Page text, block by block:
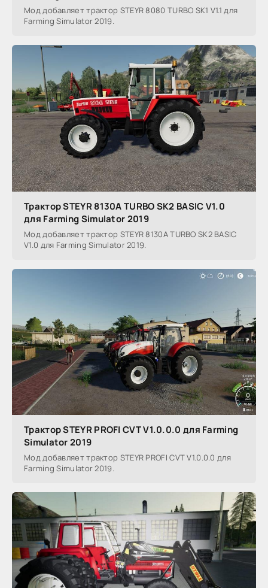
Мод добавляет трактор STEYR 8080 TURBO SK1 V1.1 для
Farming Simulator 2019.
Трактор STEYR 8130A TURBO SK2 BASIC V1.0
для Farming Simulator 2019
Мод добавляет трактор STEYR 8130A TURBO SK2 BASIC
V1.0 для Farming Simulator 2019.
Трактор STEYR PROFI CVT V1.0.0.0 для Farming
Simulator 2019
Мод добавляет трактор STEYR PROFI CVT V1.0.0.0 для
Farming Simulator 2019.